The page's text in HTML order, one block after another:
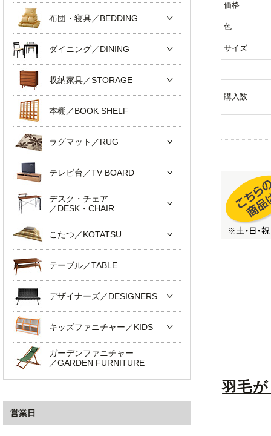
価格
色
サイズ
購入数
羽毛
布団・寝具／BEDDING
ダイニング／DINING
収納家具／STORAGE
本棚／BOOK SHELF
ラグマット／RUG
テレビ台／TV BOARD
デスク・チェア
／DESK・CHAIR
こたつ／KOTATSU
テーブル／TABLE
デザイナーズ／DESIGNERS
キッズファニチャー／KIDS
ガーデンファニチャー
／GARDEN FURNITURE
営業日